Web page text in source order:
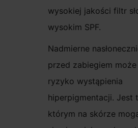
wysokiej jakości filtr
wysokim SPF.
Nadmierne
przed zabiegiem
ryzyko wystąpienia
hiperpigmentacji. Jest
którym na skórze